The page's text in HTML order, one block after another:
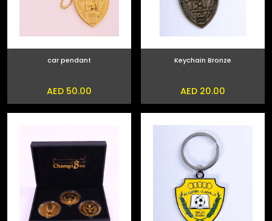
Keychain Bronze
AED 20.00
car pendant
AED 50.00